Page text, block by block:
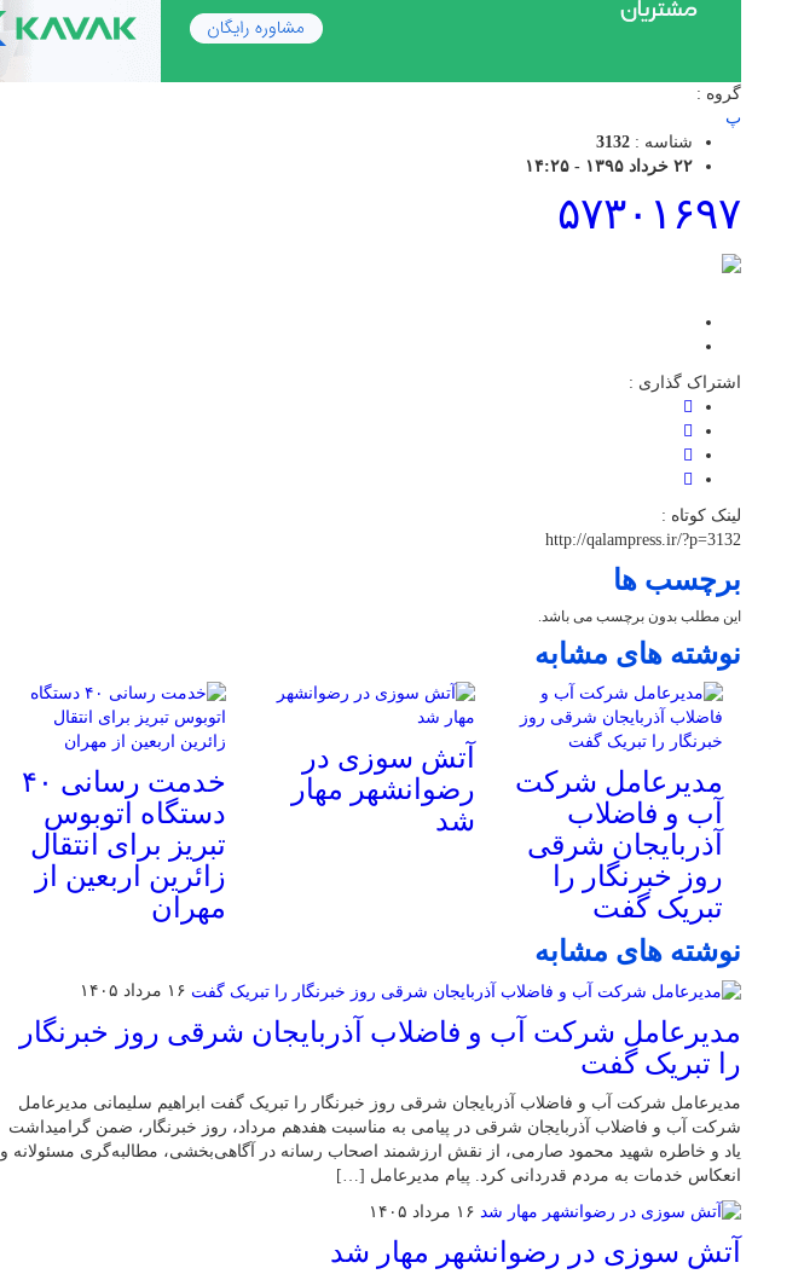
گروه :
پ
شناسه : 3132
۲۲ خرداد ۱۳۹۵ - ۱۴:۲۵
۵۷۳۰۱۶۹۷
اشتراک گذاری :
لینک کوتاه :
http://qalampress.ir/?p=3132
برچسب ها
این مطلب بدون برچسب می باشد.
نوشته های مشابه
مدیرعامل شرکت
آب و فاضلاب
آذربایجان شرقی
روز خبرنگار را
تبریک گفت
آتش سوزی در
رضوانشهر مهار
شد
خدمت رسانی ۴۰
دستگاه اتوبوس
تبریز برای انتقال
زائرین اربعین از
مهران
نوشته های مشابه
۱۶ مرداد ۱۴۰۵
مدیرعامل شرکت آب و فاضلاب آذربایجان شرقی روز خبرنگار
را تبریک گفت
مدیرعامل شرکت آب و فاضلاب آذربایجان شرقی روز خبرنگار را تبریک گفت ابراهیم سلیمانی مدیرعامل
شرکت آب و فاضلاب آذربایجان شرقی در پیامی به مناسبت هفدهم مرداد، روز خبرنگار، ضمن گرامیداشت
یاد و خاطره شهید محمود صارمی، از نقش ارزشمند اصحاب رسانه در آگاهی‌بخشی، مطالبه‌گری مسئولانه و
انعکاس خدمات به مردم قدردانی کرد. پیام مدیرعامل […]
۱۶ مرداد ۱۴۰۵
آتش سوزی در رضوانشهر مهار شد